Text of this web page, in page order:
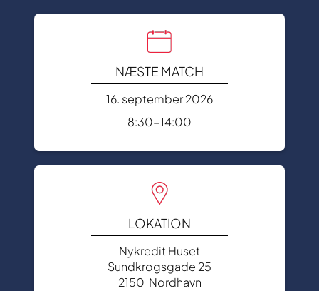
NÆSTE MATCH
16. september 2026
8:30-14:00
LOKATION
Nykredit Huset
Sundkrogsgade 25
2150 Nordhavn